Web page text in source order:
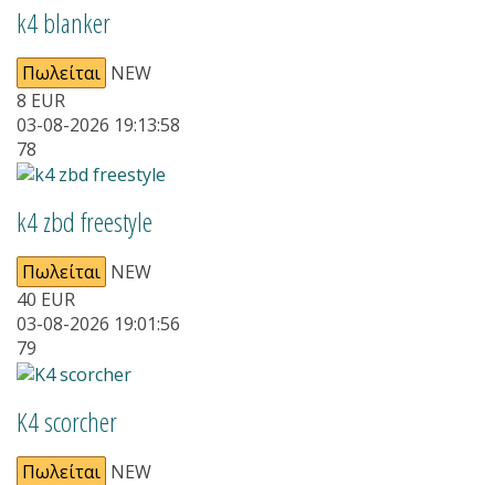
k4 blanker
Πωλείται NEW
8 EUR
03-08-2026 19:13:58
78
k4 zbd freestyle
Πωλείται NEW
40 EUR
03-08-2026 19:01:56
79
Κ4 scorcher
Πωλείται NEW